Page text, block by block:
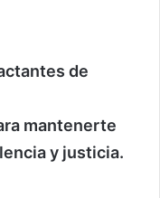
de
mantenerte
y justicia.